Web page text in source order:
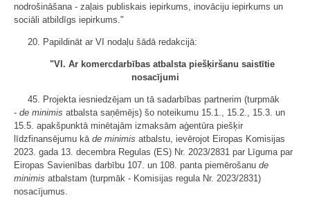
nodrošināšana - zaļais publiskais iepirkums, inovāciju iepirkums un
sociāli atbildīgs iepirkums."
20. Papildināt ar VI nodaļu šādā redakcijā:
"VI. Ar komercdarbības atbalsta piešķiršanu saistītie
nosacījumi
45. Projekta iesniedzējam un tā sadarbības partnerim (turpmāk
- de minimis atbalsta saņēmējs) šo noteikumu 15.1., 15.2., 15.3. un
15.5. apakšpunktā minētajām izmaksām aģentūra piešķir
līdzfinansējumu kā de minimis atbalstu, ievērojot Eiropas Komisijas
2023. gada 13. decembra Regulas (ES) Nr. 2023/2831 par Līguma par
Eiropas Savienības darbību 107. un 108. panta piemērošanu de
minimis atbalstam (turpmāk - Komisijas regula Nr. 2023/2831)
nosacījumus.